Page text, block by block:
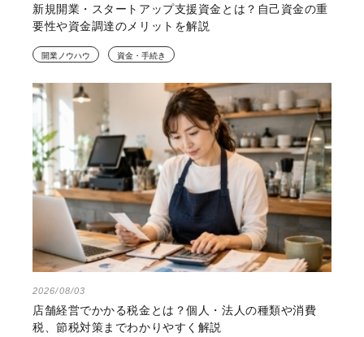
新規開業・スタートアップ支援資金とは？自己資金の重
要性や資金調達のメリットを解説
開業ノウハウ 資金・手続き
2026/08/03
店舗経営でかかる税金とは？個人・法人の種類や消費
税、節税対策までわかりやすく解説